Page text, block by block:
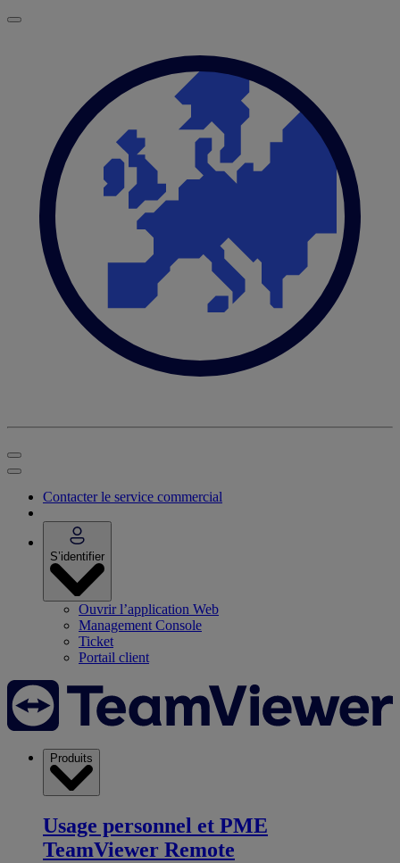
Contacter le service commercial
S’identifier
Ouvrir l’application Web
Management Console
Ticket
Portail client
Produits
Usage personnel et PME
TeamViewer Remote